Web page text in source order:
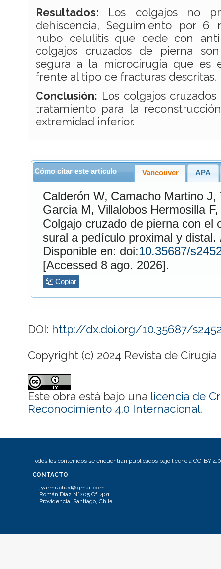
Resultados: Los colgajos no
dehiscencia, Seguimiento por 6
hubo celulitis que cede con
colgajos cruzados de pierna
segura a la microcirugía que es
frente al tipo de fracturas descritas.
Conclusión: Los colgajos
tratamiento para la
extremidad inferior.
Cómo citar este artículo Vancouver APA
Calderón W, Camacho MartinoJ,
GarciaM, Villalobos HermosillaF,
Colgajo cruzado de pierna con el
sural a pedículo proximal y distal.
Disponible en: doi:10.35687/
[Accessed 8 ago. 2026].
Copiar
DOI: http://dx.doi.org/10.35687/
Copyright (c) 2024 Revista de Cirugía
Este obra está bajo una licencia de
Reconocimiento 4.0 Internacional.
Todos los contenidos se encuentran publicados bajo licencia CC-BY 4.0
CONTACTO
jyarmuched@gmail.com
Román Díaz N°205 Of. 401.
Providencia, Santiago, Chile